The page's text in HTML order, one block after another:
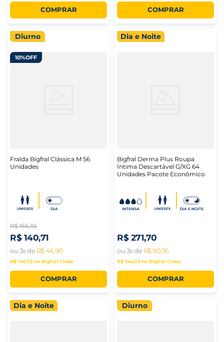
COMPRAR COMPRAR
Diurno
10%OFF
Fralda Bigfral Clássica M 56
Unidades
R$ 156,35
R$ 140,71
ou3x de R$46,90
R$ 140,72 no Bigfral Clube
COMPRAR
Dia e Noite
Bigfral Derma Plus Roupa
Íntima Descartável G/XG 64
Unidades Pacote Econômico
R$ 271,70
ou3x de R$90,56
R$ 244,53 no Bigfral Clube
COMPRAR
Dia e Noite Diurno